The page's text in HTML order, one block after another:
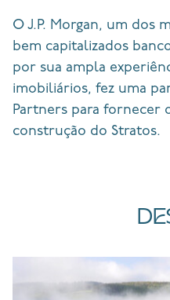
O J.P. Morgan, um dos
bem capitalizados
por sua ampla
imobiliários, fez uma
Partners para fornecer
construção do Stratos.